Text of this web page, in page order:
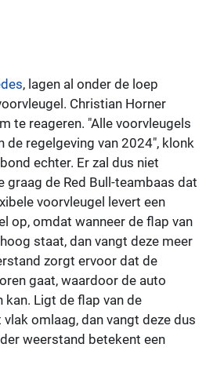
, lagen al onder de loep
Christian Horner
te reageren. "Alle voorvleugels
de regelgeving van 2024", klonk
echter. Er zal dus niet
graag de Red Bull-teambaas dat
voorvleugel levert een
op, omdat wanneer de flap van
staat, dan vangt deze meer
zorgt ervoor dat de
gaat, waardoor de auto
Ligt de flap van de
omlaag, dan vangt deze dus
weerstand betekent een